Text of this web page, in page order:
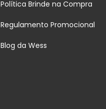
Política Brinde na Compra
Regulamento Promocional
Blog da Wess